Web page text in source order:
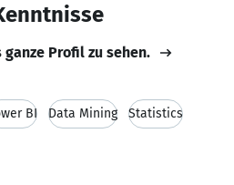
ganze Profil zu sehen.
BI Data Mining Statistics